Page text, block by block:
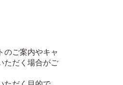
のご案内やキャ
ただく場合がご